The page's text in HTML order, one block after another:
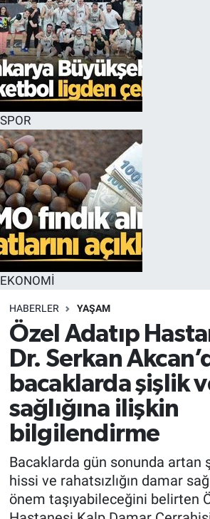
SPOR
EKONOMİ
HABERLER YAŞAM
Özel Adatıp
Dr. Serkan
bacaklarda şişlik
sağlığına ilişkin
bilgilendirme
Bacaklarda gün sonunda artan
hissi ve rahatsızlığın damar
önem taşıyabileceğini belirten